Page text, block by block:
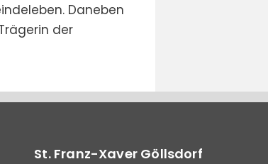
Daneben
der
St. Franz-Xaver Göllsdorf